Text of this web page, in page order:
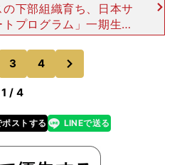
下部組織育ち、日本サ
プログラム」一期生で
、ＡＦＣＵ－17選手権
らと韓国、イランを撃
代では
3 4
1 / 4
ストする
line LINEで送る